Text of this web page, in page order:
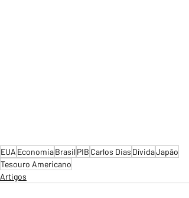
EUA EconomiaBrasilPIB Carlos Dias DívidaJapão
Tesouro Americano
Artigos